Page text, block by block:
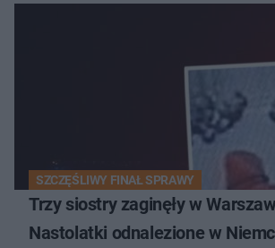
SZCZĘŚLIWY FINAŁ SPRAWY
Trzy siostry zaginęły w
Nastolatki odnalezione w